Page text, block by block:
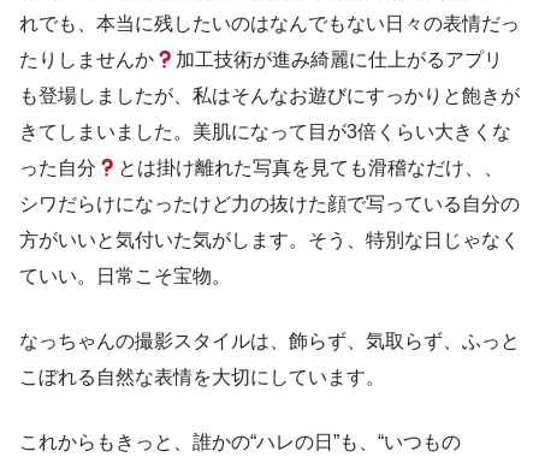
れでも、本当に残したいのはなんでもない日々の表情だっ
たりしませんか
加工技術が進み綺麗に仕上がるアプリ
も登場しましたが、私はそんなお遊びにすっかりと飽きが
きてしまいました。美肌になって目が3倍くらい大きくな
った自分
とは掛け離れた写真を見ても滑稽なだけ、、
シワだらけになったけど力の抜けた顔で写っている自分の
方がいいと気付いた気がします。そう、特別な日じゃなく
ていい。日常こそ宝物。
なっちゃんの撮影スタイルは、飾らず、気取らず、ふっと
こぼれる自然な表情を大切にしています。
これからもきっと、誰かの“ハレの日”も、“いつもの